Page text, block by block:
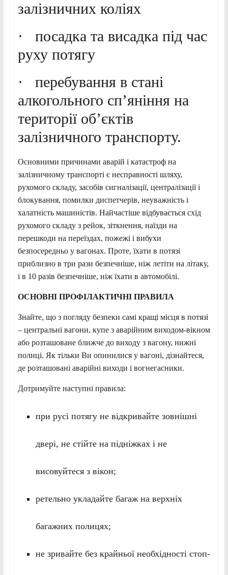
залізничних коліях
· посадка та висадка під час
руху потягу
· перебування в стані
алкогольного сп’яніння на
території об’єктів
залізничного транспорту.
Основними причинами аварій і катастроф на
залізничному транспорті є несправності шляху,
рухомого складу, засобів сигналізації, централізації і
блокування, помилки диспетчерів, неуважність і
халатність машиністів. Найчастіше відбувається схід
рухомого складу з рейок, зіткнення, наїзди на
перешкоди на переїздах, пожежі і вибухи
безпосередньо у вагонах. Проте, їхати в потязі
приблизно в три рази безпечніше, ніж летіти на літаку,
і в 10 разів безпечніше, ніж їхати в автомобілі.
ОСНОВНІ ПРОФІЛАКТИЧНІ ПРАВИЛА
Знайте, що з погляду безпеки самі кращі місця в потязі
– центральні вагони, купе з аварійним виходом-вікном
або розташоване ближче до виходу з вагону, нижні
полиці. Як тільки Ви опинилися у вагоні, дізнайтеся,
де розташовані аварійні виходи і вогнегасники.
Дотримуйте наступні правила:
при русі потягу не відкривайте зовнішні
двері, не стійте на підніжках і не
висовуйтеся з вікон;
ретельно укладайте багаж на верхніх
багажних полицях;
не зривайте без крайньої необхідності стоп-